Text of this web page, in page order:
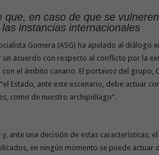
que, en caso de que se
instancias internacionales
Gomera (ASG) ha apelado al diálogo
un acuerdo con respecto al conflicto por la
el ámbito canario. El portavoz del grupo,
Estado, ante este escenario, debe actuar
como de nuestro archipiélago”.
ante una decisión de estas características,
en ningún momento se puede actuar